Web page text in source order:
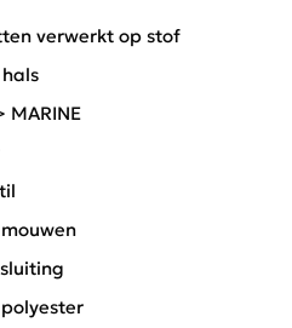
verwerkt op stof
MARINE